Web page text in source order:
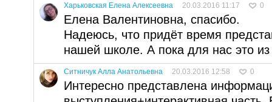
Харьковская Елена Алексеевна 20.03.2016 11:17 0
Елена Валентиновна, спасибо.
Надеюсь, что придёт время
нашей школе. А пока для нас это из
Ситничук Алла Анатольевна 20.03.2016 12:58 0
Интересно представлена